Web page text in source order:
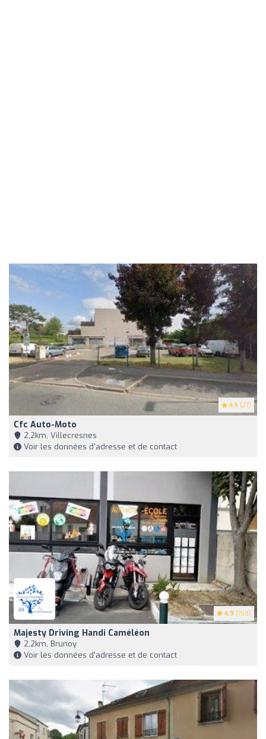
4.5 (27)
Cfc Auto-Moto
2,2km, Villecresnes
Voir les données d'adresse et de contact
4.9 (158)
Majesty Driving Handi Caméléon
2,2km, Brunoy
Voir les données d'adresse et de contact